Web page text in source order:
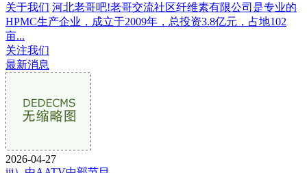
关于我们 河北老哥吧!老哥交流社区纤维素有限公司是专业的
HPMC生产企业，成立于2009年，总投资3.8亿元，占地102
亩...
关注我们
最新消息
2026-04-27